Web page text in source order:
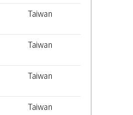
Taiwan
Taiwan
Taiwan
Taiwan